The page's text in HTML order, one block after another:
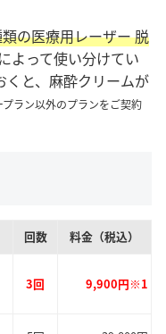
の医療用レーザー 脱
よって使い分けてい
くと、麻酔クリームが
ラン以外のプランをご契約
回数
料金（税込）
3回 9,900円※1